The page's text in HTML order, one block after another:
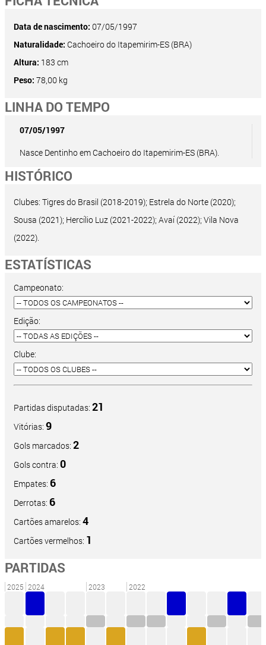
Data de nascimento: 07/05/1997
Naturalidade: Cachoeiro do Itapemirim-ES (BRA)
Altura: 183 cm
Peso: 78,00 kg
LINHA DO TEMPO
07/05/1997
Nasce Dentinho em Cachoeiro do Itapemirim-ES (BRA).
HISTÓRICO
Clubes: Tigres do Brasil (2018-2019); Estrela do Norte (2020);
Sousa (2021); Hercílio Luz (2021-2022); Avaí (2022); Vila Nova
(2022).
ESTATÍSTICAS
Campeonato:
Edição:
Clube:
Partidas disputadas: 21
Vitórias: 9
Gols marcados: 2
Gols contra: 0
Empates: 6
Derrotas: 6
Cartões amarelos: 4
Cartões vermelhos: 1
PARTIDAS
2025 2024 2023 2022